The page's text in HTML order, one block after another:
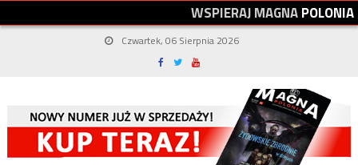
WSPIERAJMAGNAPOLONIA
Czwartek, 06 Sierpnia 2026